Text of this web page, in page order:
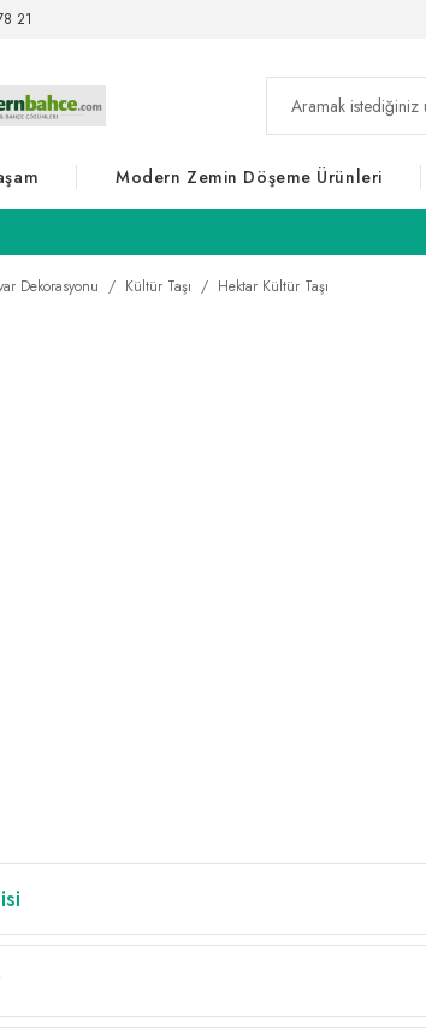
21
Modern Zemin Döşeme Ürünleri
Dekorasyonu Kültür Taşı Hektar Kültür Taşı